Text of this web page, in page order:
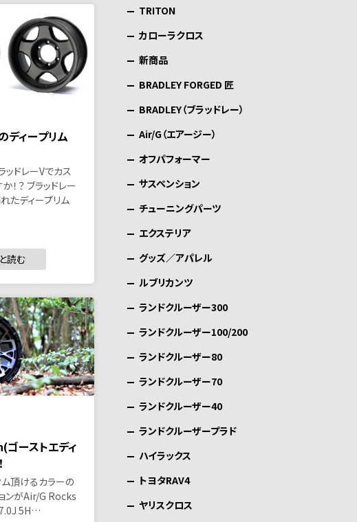
ディープリム
ッドレーVでカス
！？ ブラッドレー
たディープリム
読む
ーストエディ
頂けるカラーの
ンがAir/G Rocks
5H…
TRITON
カローラクロス
新商品
BRADLEY FORGED 匠
BRADLEY（ブラッドレー）
Air/G（エアージー）
オフパフォーマー
サスペンション
チューニングパーツ
エクステリア
グッズ／アパレル
ルブリカンツ
ランドクルーザー300
ランドクルーザー100/200
ランドクルーザー80
ランドクルーザー70
ランドクルーザー40
ランドクルーザープラド
ハイラックス
トヨタRAV4
ヤリスクロス